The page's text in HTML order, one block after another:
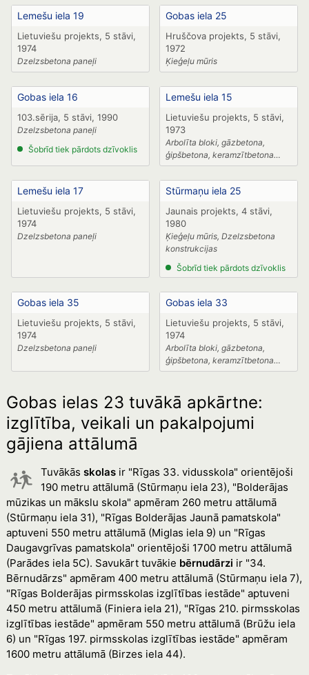
Lemešu iela 19
Lietuviešu projekts, 5 stāvi,
1974
Dzelzsbetona paneļi
Gobas iela 25
Hruščova projekts, 5 stāvi,
1972
Ķieģeļu mūris
Gobas iela 16
103.sērija, 5 stāvi, 1990
Dzelzsbetona paneļi
Šobrīd tiek pārdots dzīvoklis
Lemešu iela 15
Lietuviešu projekts, 5 stāvi,
1973
Arbolīta bloki, gāzbetona,
ģipšbetona, keramzītbetona
paneļi
Lemešu iela 17
Lietuviešu projekts, 5 stāvi,
1974
Dzelzsbetona paneļi
Stūrmaņu iela 25
Jaunais projekts, 4 stāvi,
1980
Ķieģeļu mūris, Dzelzsbetona
konstrukcijas
Šobrīd tiek pārdots dzīvoklis
Gobas iela 35
Lietuviešu projekts, 5 stāvi,
1974
Dzelzsbetona paneļi
Gobas iela 33
Lietuviešu projekts, 5 stāvi,
1974
Arbolīta bloki, gāzbetona,
ģipšbetona, keramzītbetona
paneļi
Gobas ielas 23 tuvākā apkārtne:
izglītība, veikali un pakalpojumi
gājiena attālumā
Tuvākās skolasir "Rīgas 33. vidusskola" orientējoši
190 metru attālumā (Stūrmaņu iela 23), "Bolderājas
mūzikas un mākslu skola" apmēram 260 metru attālumā
(Stūrmaņu iela 31), "Rīgas Bolderājas Jaunā pamatskola"
aptuveni 550 metru attālumā (Miglas iela 9) un "Rīgas
Daugavgrīvas pamatskola" orientējoši 1700 metru attālumā
(Parādes iela 5C). Savukārt tuvākie bērnudārzi ir "34.
Bērnudārzs" apmēram 400 metru attālumā (Stūrmaņu iela 7),
"Rīgas Bolderājas pirmsskolas izglītības iestāde" aptuveni
450 metru attālumā (Finiera iela 21), "Rīgas 210. pirmsskolas
izglītības iestāde" apmēram 550 metru attālumā (Brūžu iela
6) un "Rīgas 197. pirmsskolas izglītības iestāde" apmēram
1600 metru attālumā (Birzes iela 44).